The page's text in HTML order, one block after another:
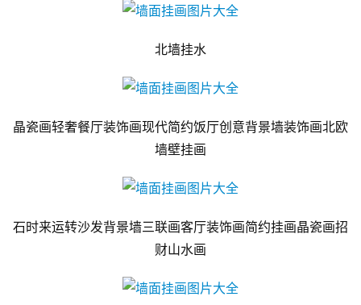
北墙挂水
晶瓷画轻奢餐厅装饰画现代简约饭厅创意背景墙装饰画北欧
墙壁挂画
石时来运转沙发背景墙三联画客厅装饰画简约挂画晶瓷画招
财山水画